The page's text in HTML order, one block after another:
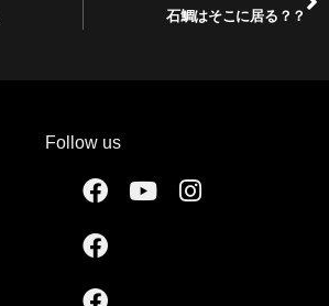
石鯛はそこに居る？？
Follow us
F
c
e
b
Y
I
F
c
F